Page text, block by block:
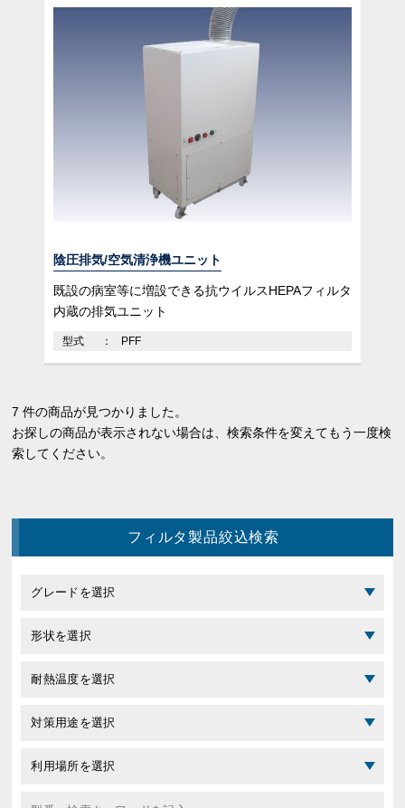
陰圧排気/空気清浄機ユニット
既設の病室等に増設できる抗ウイルスHEPAフィルタ
内蔵の排気ユニット
型式 PFF
7 件の商品が見つかりました。
お探しの商品が表示されない場合は、検索条件を変えてもう一度検
索してください。
フィルタ製品絞込検索